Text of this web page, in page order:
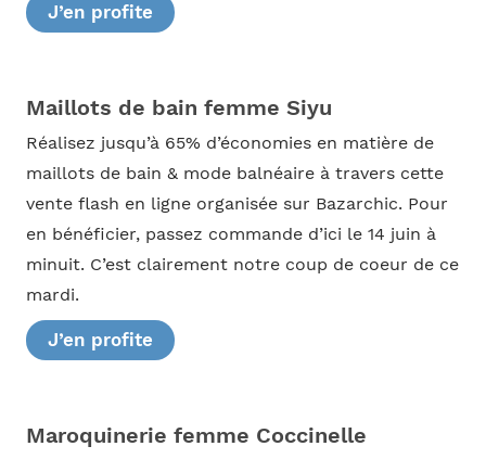
J’en profite
Maillots de bain femme Siyu
Réalisez jusqu’à 65% d’économies en matière de
maillots de bain & mode balnéaire à travers cette
vente flash en ligne organisée sur Bazarchic. Pour
en bénéficier, passez commande d’ici le 14 juin à
minuit. C’est clairement notre coup de coeur de ce
mardi.
J’en profite
Maroquinerie femme Coccinelle